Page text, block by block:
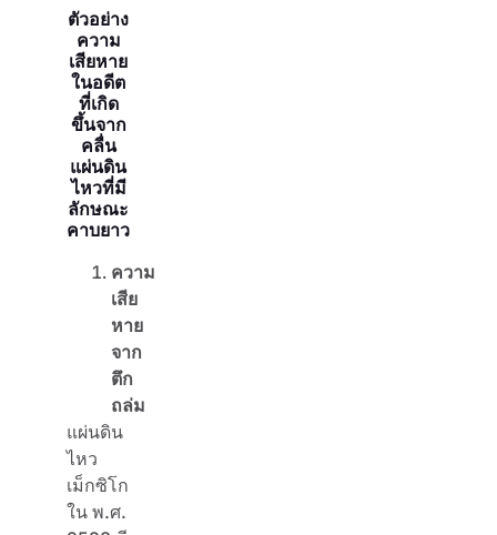
ตัวอย่าง
ความ
เสียหาย
ในอดีต
ที่เกิด
ขึ้นจาก
คลื่น
แผ่นดิน
ไหวที่มี
ลักษณะ
คาบยาว
ความ
เสีย
หาย
จาก
ตึก
ถล่ม
แผ่นดิน
ไหว
เม็กซิโก
ใน พ.ศ.